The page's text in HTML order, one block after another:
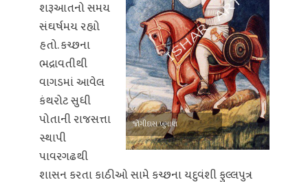
જોગીદાસ ખુમાણ
શરૂઆતનો સમય
સંઘર્ષમય રહ્યો
હતો. કચ્છના
ભદ્રાવતીથી
વાગડમાં આવેલ
કંથરોટ સુધી
પોતાની રાજસત્તા
સ્થાપી
પાવરગઢથી
શાસન કરતા કાઠીઓ સામે કચ્છના યદુવંશી ફુલ્લપુત્ર